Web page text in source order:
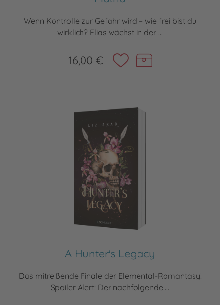
Wenn Kontrolle zur Gefahr wird – wie frei bist du
wirklich? Elias wächst in der ...
16,00 €
A Hunter's Legacy
Das mitreißende Finale der Elemental-Romantasy!
Spoiler Alert: Der nachfolgende ...